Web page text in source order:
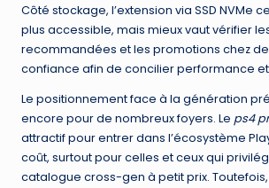
Côté stockage, l’extension via SSD NVMe
plus accessible, mais mieux vaut vérifier
recommandées et les promotions chez
confiance afin de concilier performance
Le positionnement face à la génération
encore pour de nombreux foyers. Le ps4
attractif pour entrer dans l’écosystème
coût, surtout pour celles et ceux qui
catalogue cross-gen à petit prix.